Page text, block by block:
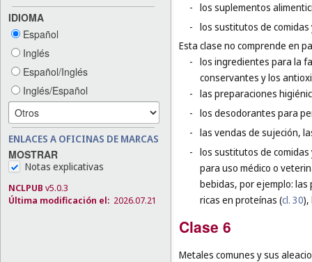
IDIOMA
Español
Inglés
Español/Inglés
Inglés/Español
ENLACES A OFICINAS DE MARCAS
MOSTRAR
Notas explicativas
NCLPUB v5.0.3
Última modificación el: 2026.07.21
- los suplementos
- los sustitutos de
Esta clase no comprende en
- los ingredientes para la
conservantes y los
- las preparaciones
- los desodorantes para
- las vendas de sujeción,
- los sustitutos de
para uso médico o
bebidas, por ejemplo:
ricas en proteínas (cl. 30),
Clase 6
Metales comunes y sus